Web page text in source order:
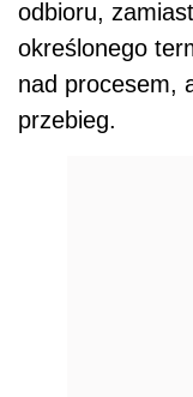
odbioru,
określonego
nad procesem,
przebieg.